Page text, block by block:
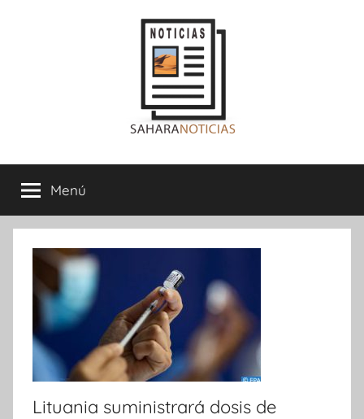
Sahara
Noticias
Menú
Lituania suministrará dosis de